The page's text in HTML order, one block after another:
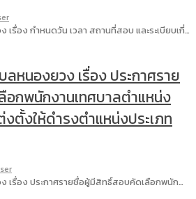
เรื่อง กำหนดวัน เวลา สถานที่สอบ และระเบียบเกี่…
ลหนองยวง เรื่อง ประกาศราย
กพนักงานเทศบาลตำแหน่ง
งตั้งให้ดำรงตำแหน่งประเภท
เรื่อง ประกาศรายชื่อผู้มีสิทธิ์สอบคัดเลือกพนัก…